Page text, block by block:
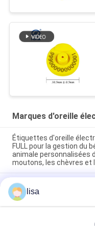
Marques d'oreille
Étiquettes d'oreille
FULL pour la gestion du
animale personnalisées
moutons, les chèvres et
Étiquettes auriculaires
bétail et durables pour la
bétail avec
lisa